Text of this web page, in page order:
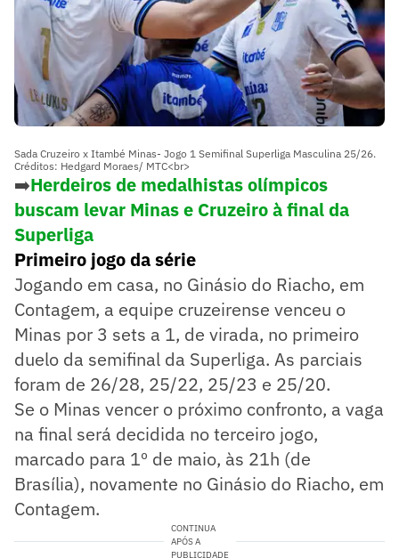
Sada Cruzeiro x Itambé Minas- Jogo 1 Semifinal Superliga Masculina 25/26.
Créditos: Hedgard Moraes/ MTC<br>
➡️Herdeiros de medalhistas olímpicos
buscam levar Minas e Cruzeiro à final da
Superliga
Primeiro jogo da série
Jogando em casa, no Ginásio do Riacho, em
Contagem, a equipe cruzeirense venceu o
Minas por 3 sets a 1, de virada, no primeiro
duelo da semifinal da Superliga. As parciais
foram de 26/28, 25/22, 25/23 e 25/20.
Se o Minas vencer o próximo confronto, a vaga
na final será decidida no terceiro jogo,
marcado para 1º de maio, às 21h (de
Brasília), novamente no Ginásio do Riacho, em
Contagem.
CONTINUA
APÓS A
PUBLICIDADE